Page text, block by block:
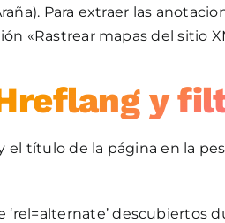
Para extraer las
«Rastrear mapas del sitio
y
el título de la página en la
‘rel=alternate’ descubiertos